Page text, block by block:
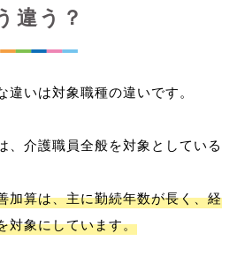
違う？
違いは対象職種の違いです。
、介護職員全般を対象としている
加算は、主に勤続年数が長く、経
対象にしています。